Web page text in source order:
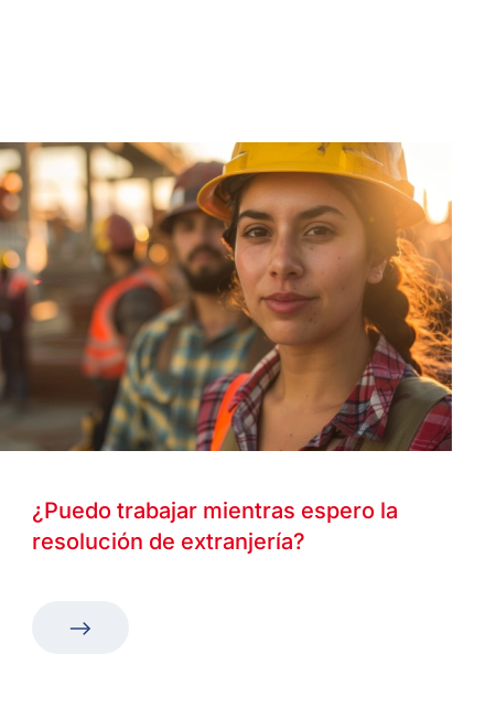
¿Puedo trabajar mientras espero la
resolución de extranjería?